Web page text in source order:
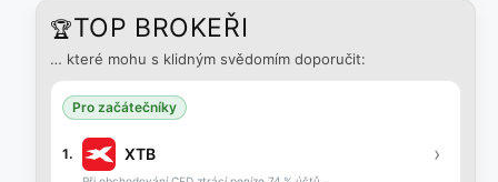
🏆TOP BROKEŘI
… které mohu s klidným svědomím doporučit:
Pro začátečníky
1. XTB ›